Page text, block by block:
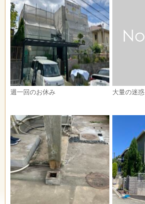
週一回のお休み 大量の迷